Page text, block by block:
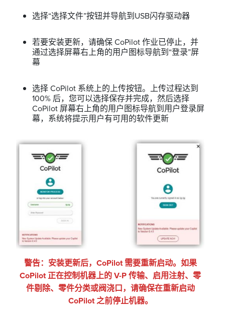
选择“选择文件”按钮并导航到USB闪存驱动器
若要安装更新，请确保 CoPilot 作业已停止，并
通过选择屏幕右上角的用户图标导航到“登录”屏
幕
选择 CoPilot 系统上的上传按钮。上传过程达到
100% 后，您可以选择保存并完成，然后选择
CoPilot 屏幕右上角的用户图标导航到用户登录屏
幕，系统将提示用户有可用的软件更新
警告：安装更新后，CoPilot 需要重新启动。如果
CoPilot 正在控制机器上的 V-P 传输、启用注射、零
件剔除、零件分类或阀浇口，请确保在重新启动
CoPilot 之前停止机器。